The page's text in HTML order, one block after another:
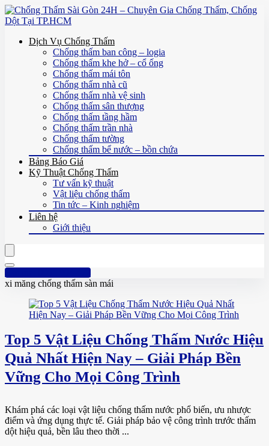
Dịch Vụ Chống Thấm
Chống thấm ban công – logia
Chống thấm khe hở – cổ ống
Chống thấm mái tôn
Chống thấm nhà cũ
Chống thấm nhà vệ sinh
Chống thấm sân thượng
Chống thấm tầng hầm
Chống thấm trần nhà
Chống thấm tường
Chống thấm bể nước – bồn chứa
Bảng Báo Giá
Kỹ Thuật Chống Thấm
Tư vấn kỹ thuật
Vật liệu chống thấm
Tin tức – Kinh nghiệm
Liên hệ
Giới thiệu
Hotline: 0961 894 472
xi măng chống thấm sàn mái
Top 5 Vật Liệu Chống Thấm Nước Hiệu
Quả Nhất Hiện Nay – Giải Pháp Bền
Vững Cho Mọi Công Trình
Khám phá các loại vật liệu chống thấm nước phổ biến, ưu nhược
điểm và ứng dụng thực tế. Giải pháp bảo vệ công trình trước thấm
dột hiệu quả, bền lâu theo thời ...